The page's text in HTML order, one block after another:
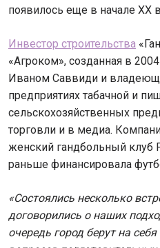
появилось еще в начале XX
Инвестор строительства
«Агроком», созданная в
Иваном Саввиди и
предприятиях табачной и
сельскохозяйственных
торговли и в медиа.
женский гандбольный клуб
раньше финансировала
«Состоялись несколько
договорились о наших
очередь город берут на